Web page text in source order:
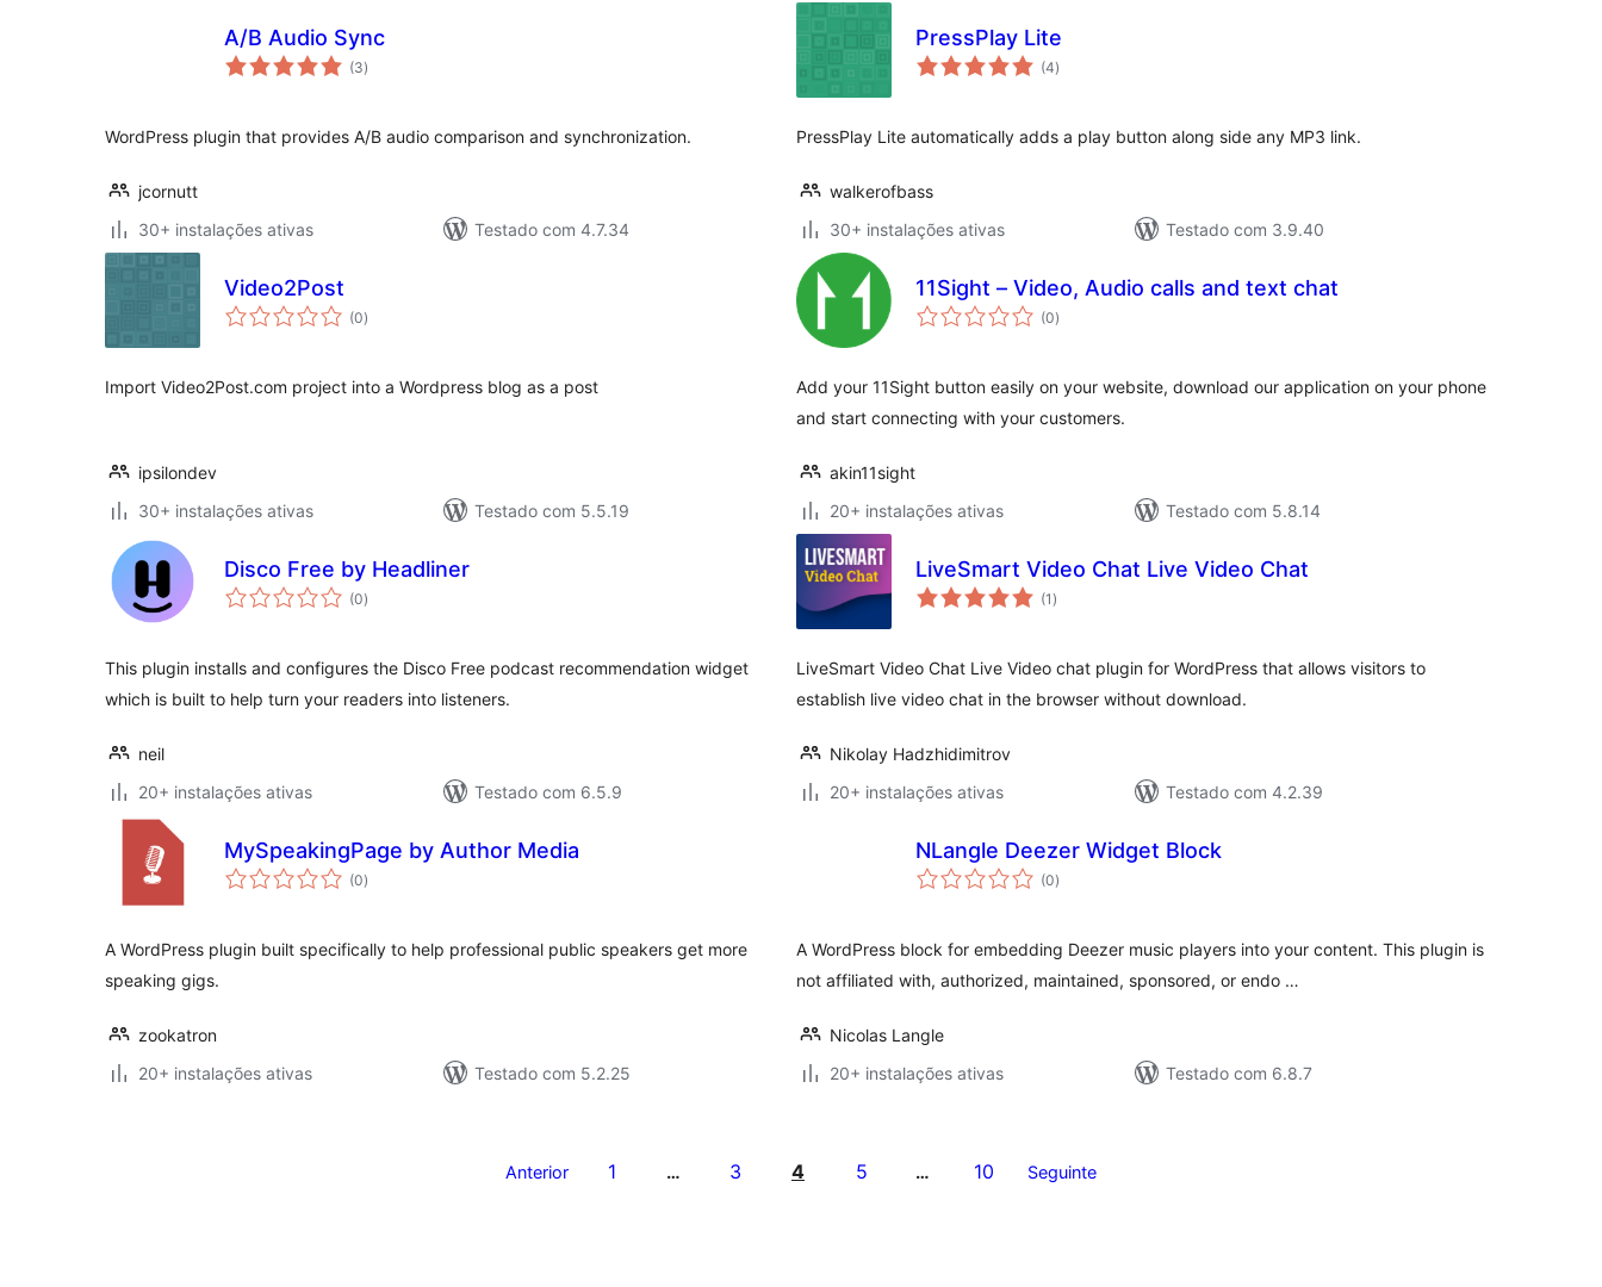
A/B Audio Sync
(3avaliações
totais
)
WordPress plugin that provides A/B audio comparison and synchronization.
jcornutt
30+ instalações ativas
Testado com 4.7.34
PressPlay Lite
(4avaliações
totais
)
PressPlay Lite automatically adds a play button along side any MP3 link.
walkerofbass
30+ instalações ativas
Testado com 3.9.40
Video2Post
(0avaliações
totais
)
Import Video2Post.com project into a Wordpress blog as a post
ipsilondev
30+ instalações ativas
Testado com 5.5.19
11Sight – Video, Audio calls and text chat
(0avaliações
totais
)
Add your 11Sight button easily on your website, download our application on your phone
and start connecting with your customers.
akin11sight
20+ instalações ativas
Testado com 5.8.14
Disco Free by Headliner
(0avaliações
totais
)
This plugin installs and configures the Disco Free podcast recommendation widget
which is built to help turn your readers into listeners.
neil
20+ instalações ativas
Testado com 6.5.9
LiveSmart Video Chat Live Video Chat
(1 avaliações
totais
)
LiveSmart Video Chat Live Video chat plugin for WordPress that allows visitors to
establish live video chat in the browser without download.
Nikolay Hadzhidimitrov
20+ instalações ativas
Testado com 4.2.39
MySpeakingPage by Author Media
(0avaliações
totais
)
A WordPress plugin built specifically to help professional public speakers get more
speaking gigs.
zookatron
20+ instalações ativas
Testado com 5.2.25
NLangle Deezer Widget Block
(0avaliações
totais
)
A WordPress block for embedding Deezer music players into your content. This plugin is
not affiliated with, authorized, maintained, sponsored, or endo …
Nicolas Langle
20+ instalações ativas
Testado com 6.8.7
Anterior 1 … 3 4 5 … 10 Seguinte